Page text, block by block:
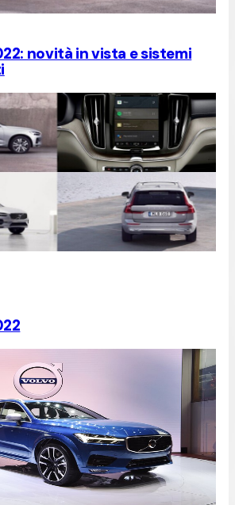
novità in vista e sistemi